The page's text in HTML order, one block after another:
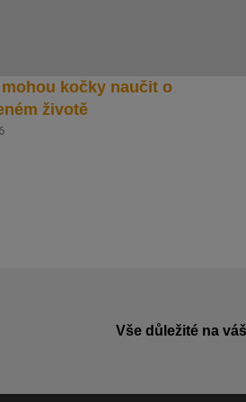
kočky naučit o
životě
Vše důležité na